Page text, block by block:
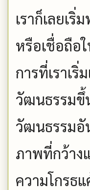
เราก็เลยเ
หรือเชื่อถือ
การที่เราเ
วัฒนธรรมขึ้
วัฒนธรรมอั
ภาพที่กว้าง
ความโกรธ